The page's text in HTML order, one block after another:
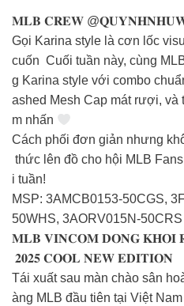
𝐌𝐋𝐁 𝐂𝐑𝐄𝐖 @𝐐𝐔𝐘𝐍𝐇𝐍𝐇𝐔𝐖
Gọi Karina style là cơn lốc
cuốn Cuối tuần này, cùng
g Karina style với combo
ashed Mesh Cap mát rượi, và
m nhấn
Cách phối đơn giản nhưng
thức lên đồ cho hội MLB
i tuần!
MSP: 3AMCB0153-50CGS,
50WHS, 3AORV015N-50CRS
𝐌𝐋𝐁 𝐕𝐈𝐍𝐂𝐎𝐌 𝐃𝐎𝐍𝐆 𝐊𝐇𝐎𝐈
𝟐𝟎𝟐𝟓 𝐂𝐎𝐎𝐋 𝐍𝐄𝐖 𝐄𝐃𝐈𝐓𝐈𝐎𝐍
Tái xuất sau màn chào sân
àng MLB đầu tiên tại Việt